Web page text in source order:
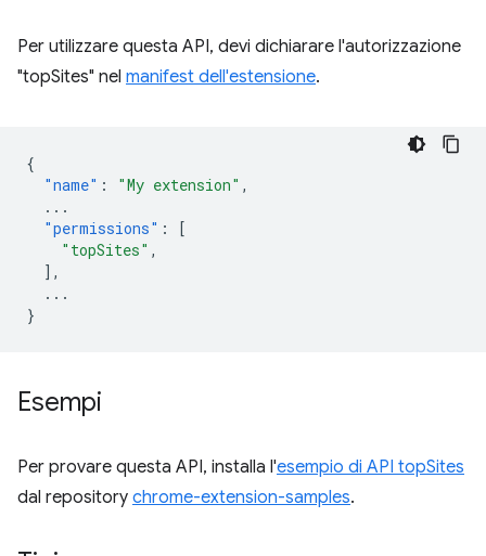
Per utilizzare questa API, devi dichiarare l'autorizzazione
"topSites" nel manifest dell'estensione.
{
"name" : "My extension" ,
...
"permissions" :
[
"topSites" ,
],
...
}
Esempi
Per provare questa API, installa l'esempio di API topSites
dal repository chrome-extension-samples.